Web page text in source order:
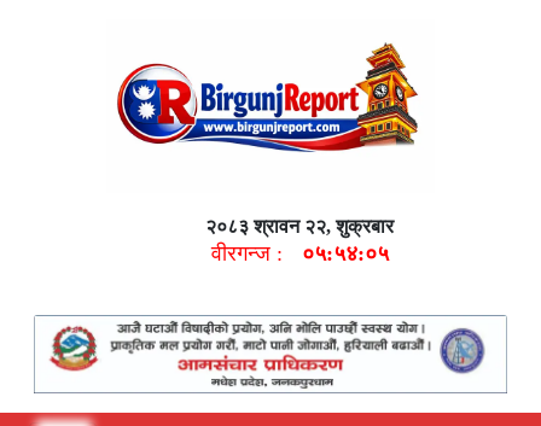
२०८३ श्रावन २२, शुक्रबार
वीरगन्ज : ०५:५४:०६